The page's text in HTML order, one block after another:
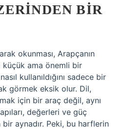
BIR
okunması, Arapçanın
küçük ama önemli bir
kullanıldığını sadece bir
görmek eksik olur. Dil,
için bir araç değil, aynı
değerleri ve güç
aynadır. Peki, bu harflerin